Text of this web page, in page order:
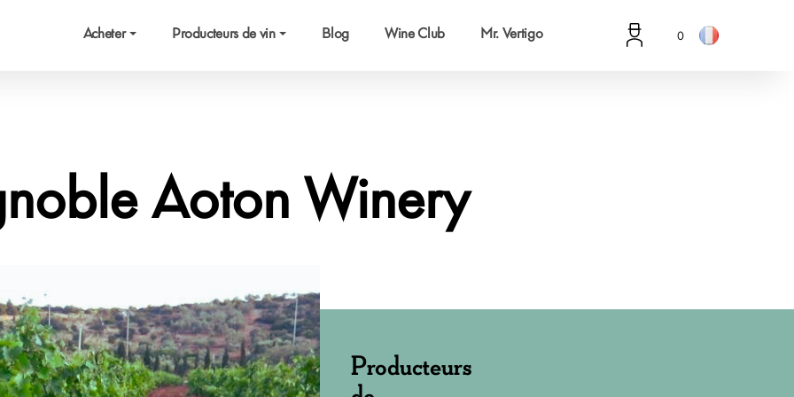
Acheter Producteurs de vin Blog Wine Club Mr. Vertigo 0
Aoton Winery
Producteurs